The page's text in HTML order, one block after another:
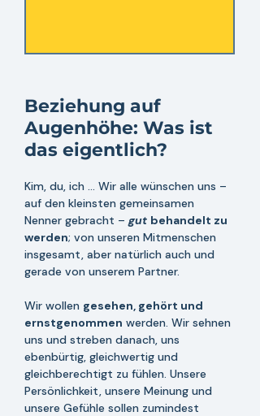
Beziehung auf
Augenhöhe: Was ist
das eigentlich?
Kim, du, ich ... Wir alle wünschen uns –
auf den kleinsten gemeinsamen
Nenner gebracht – gut behandelt zu
werden; von unseren Mitmenschen
insgesamt, aber natürlich auch und
gerade von unserem Partner.
Wir wollen gesehen, gehört und
ernstgenommen werden. Wir sehnen
uns und streben danach, uns
ebenbürtig, gleichwertig und
gleichberechtigt zu fühlen. Unsere
Persönlichkeit, unsere Meinung und
unsere Gefühle sollen zumindest